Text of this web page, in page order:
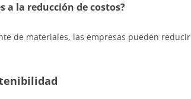
a la reducción de costos?
de materiales, las empresas pueden reducir